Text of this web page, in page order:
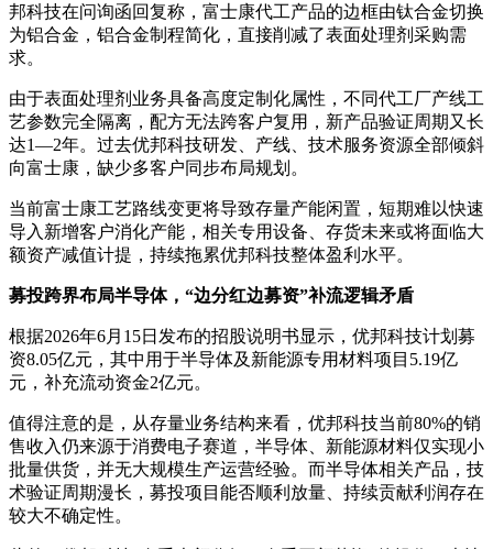
邦科技在问询函回复称，富士康代工产品的边框由钛合金切换
为铝合金，铝合金制程简化，直接削减了表面处理剂采购需
求。
由于表面处理剂业务具备高度定制化属性，不同代工厂产线工
艺参数完全隔离，配方无法跨客户复用，新产品验证周期又长
达1—2年。过去优邦科技研发、产线、技术服务资源全部倾斜
向富士康，缺少多客户同步布局规划。
当前富士康工艺路线变更将导致存量产能闲置，短期难以快速
导入新增客户消化产能，相关专用设备、存货未来或将面临大
额资产减值计提，持续拖累优邦科技整体盈利水平。
募投跨界布局半导体，“边分红边募资”补流逻辑矛盾
根据2026年6月15日发布的招股说明书显示，优邦科技计划募
资8.05亿元，其中用于半导体及新能源专用材料项目5.19亿
元，补充流动资金2亿元。
值得注意的是，从存量业务结构来看，优邦科技当前80%的销
售收入仍来源于消费电子赛道，半导体、新能源材料仅实现小
批量供货，并无大规模生产运营经验。而半导体相关产品，技
术验证周期漫长，募投项目能否顺利放量、持续贡献利润存在
较大不确定性。